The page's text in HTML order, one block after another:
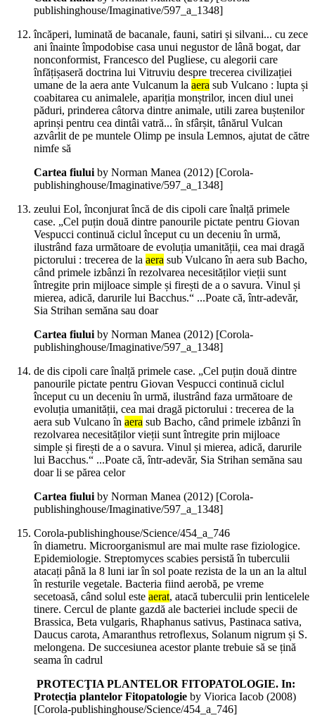
publishinghouse/Imaginative/597_a_1348]
încăperi, luminată de bacanale, fauni, satiri și silvani... cu zece
ani înainte împodobise casa unui negustor de lână bogat, dar
nonconformist, Francesco del Pugliese, cu alegorii care
înfățișaseră doctrina lui Vitruviu despre trecerea civilizației
umane de la aera ante Vulcanum la aera sub Vulcano : lupta și
coabitarea cu animalele, apariția monștrilor, incen diul unei
păduri, prinderea câtorva dintre animale, utili zarea buștenilor
aprinși pentru cea dintâi vatră... în sfârșit, tânărul Vulcan
azvârlit de pe muntele Olimp pe insula Lemnos, ajutat de către
nimfe să
Cartea fiuluiby Norman Manea (2012) [Corola-
publishinghouse/Imaginative/597_a_1348]
zeului Eol, înconjurat încă de dis cipoli care înalță primele
case. „Cel puțin două dintre panourile pictate pentru Giovan
Vespucci continuă ciclul început cu un deceniu în urmă,
ilustrând faza următoare de evoluția umanității, cea mai dragă
pictorului : trecerea de la aera sub Vulcano în aera sub Bacho,
când primele izbânzi în rezolvarea necesităților vieții sunt
întregite prin mijloace simple și firești de a o savura. Vinul și
mierea, adică, darurile lui Bacchus.“ ...Poate că, într-adevăr,
Sia Strihan semăna sau doar
Cartea fiuluiby Norman Manea (2012) [Corola-
publishinghouse/Imaginative/597_a_1348]
de dis cipoli care înalță primele case. „Cel puțin două dintre
panourile pictate pentru Giovan Vespucci continuă ciclul
început cu un deceniu în urmă, ilustrând faza următoare de
evoluția umanității, cea mai dragă pictorului : trecerea de la
aera sub Vulcano în aera sub Bacho, când primele izbânzi în
rezolvarea necesităților vieții sunt întregite prin mijloace
simple și firești de a o savura. Vinul și mierea, adică, darurile
lui Bacchus.“ ...Poate că, într-adevăr, Sia Strihan semăna sau
doar li se părea celor
Cartea fiuluiby Norman Manea (2012) [Corola-
publishinghouse/Imaginative/597_a_1348]
Corola-publishinghouse/Science/454_a_746
în diametru. Microorganismul are mai multe rase fiziologice.
Epidemiologie. Streptomyces scabies persistă în tuberculii
atacați până la 8 luni iar în sol poate rezista de la un an la altul
în resturile vegetale. Bacteria fiind aerobă, pe vreme
secetoasă, când solul este aerat, atacă tuberculii prin lenticelele
tinere. Cercul de plante gazdă ale bacteriei include specii de
Brassica, Beta vulgaris, Rhaphanus sativus, Pastinaca sativa,
Daucus carota, Amaranthus retroflexus, Solanum nigrum și S.
melongena. De succesiunea acestor plante trebuie să se țină
seama în cadrul
PROTECŢIA PLANTELOR FITOPATOLOGIE. In:
Protecția plantelor Fitopatologie by Viorica Iacob (2008)
[Corola-publishinghouse/Science/454_a_746]